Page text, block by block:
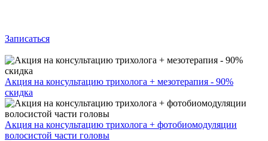
Записаться
Акция на консультацию трихолога + мезотерапия - 90%
скидка
Акция на консультацию трихолога + фотобиомодуляции
волосистой части головы